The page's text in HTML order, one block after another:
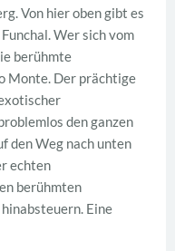
Von hier oben gibt es
Wer sich vom
berühmte
Monte. Der prächtige
den ganzen
den Weg nach unten
echten
berühmten
Eine